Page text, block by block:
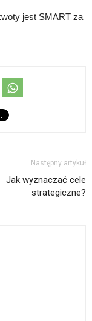
jest SMART za
Następny artykuł
Jak wyznaczać cele
strategiczne?